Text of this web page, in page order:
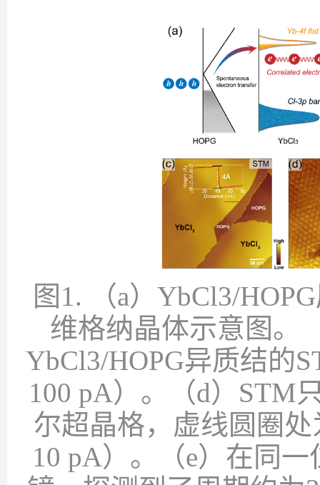
图 1. （a） YbCl3/HOPG
维格纳晶体示意图。
YbCl3/HOPG异质结的
100 pA）。（d） STM
尔超晶格，虚线圆圈处
10 pA）。（e）在同一